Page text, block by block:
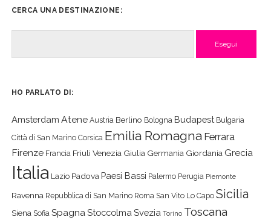
CERCA UNA DESTINAZIONE:
HO PARLATO DI:
Amsterdam Atene Austria Berlino Bologna Budapest Bulgaria
Città di San Marino Corsica Emilia Romagna Ferrara
Firenze Francia Friuli Venezia Giulia Germania Giordania Grecia
Italia Lazio Padova Paesi Bassi Palermo Perugia Piemonte
Ravenna Repubblica di San Marino Roma San Vito Lo Capo Sicilia
Siena Sofia SpagnaStoccolma Svezia Torino Toscana